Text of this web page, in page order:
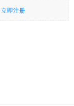
立即注册